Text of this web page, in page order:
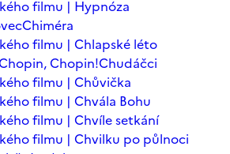
filmu | Hypnóza
Chiméra
filmu | Chlapské léto
Chopin!Chudáčci
filmu | Chůvička
filmu | Chvála Bohu
filmu | Chvíle setkání
filmu | Chvilku po půlnoci